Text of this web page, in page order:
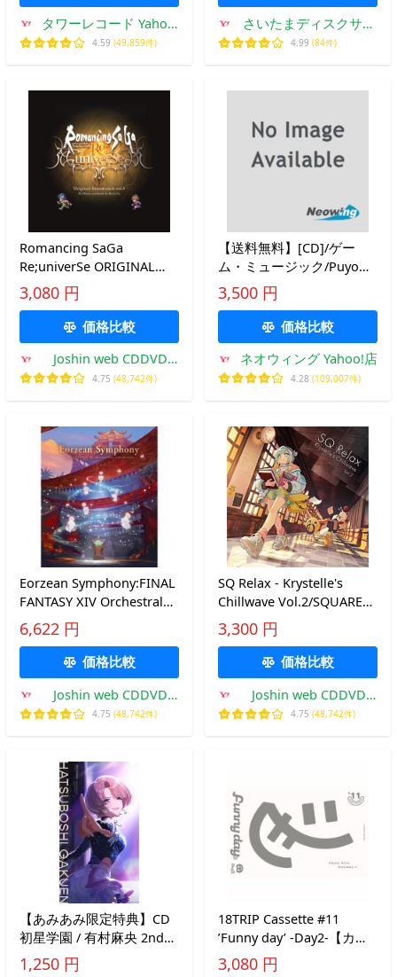
タワーレコード Yahoo!
店
4.59 (49,859件)
さいたまディスクサプ
ライ
4.99 (84件)
Romancing SaGa
Re;univerSe ORIGINAL
SOUNDTRACK VOL.4/ゲー
ム・ミュージック[CD]【返
品種別A】
3,080 円
価格比較
Joshin web CDDVD
Yahoo!店
4.75 (48,742件)
【送料無料】[CD]/ゲー
ム・ミュージック/Puyo
Puyo - 35th Anniversary
DAIRENSA! Album -
3,500 円
価格比較
ネオウィング Yahoo!店
4.28 (109,007件)
Eorzean Symphony:FINAL
FANTASY XIV Orchestral
Album Vol.4/祖堅正慶[Blu-
ray]【返品種別A】
6,622 円
価格比較
Joshin web CDDVD
Yahoo!店
4.75 (48,742件)
SQ Relax - Krystelle's
Chillwave Vol.2/SQUARE
ENIX MUSIC[CD]【返品種
別A】
3,300 円
価格比較
Joshin web CDDVD
Yahoo!店
4.75 (48,742件)
【あみあみ限定特典】CD
初星学園 / 有村麻央 2nd
Single「Feel Jewel
1,250 円
18TRIP Cassette #11
’Funny day’ -Day2-【カセ
ットテープ】[ETC]【返品
3,080 円